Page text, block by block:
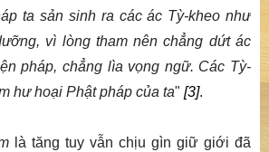
ta sản sinh ra các ác Tỳ-kheo như
vì lòng tham nên chẳng dứt ác
pháp, chẳng lìa vọng ngữ. Các Tỳ-
hư hoại Phật pháp của ta" [3].
là tăng tuy vẫn chịu gìn giữ giới đã